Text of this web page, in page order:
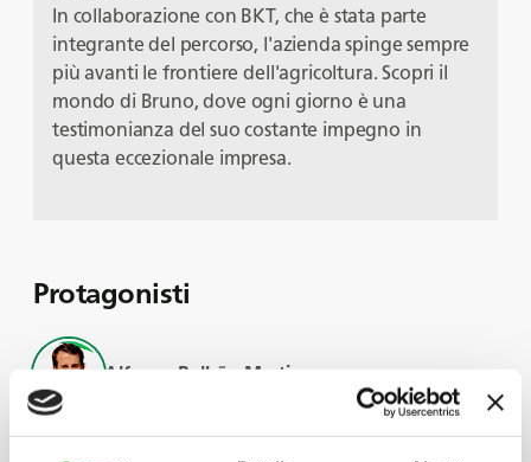
In collaborazione con BKT, che è stata parte
integrante del percorso, l'azienda spinge sempre
più avanti le frontiere dell'agricoltura. Scopri il
mondo di Bruno, dove ogni giorno è una
testimonianza del suo costante impegno in
questa eccezionale impresa.
Protagonisti
Alfonso Bulhão Martins
Bruno Pernas